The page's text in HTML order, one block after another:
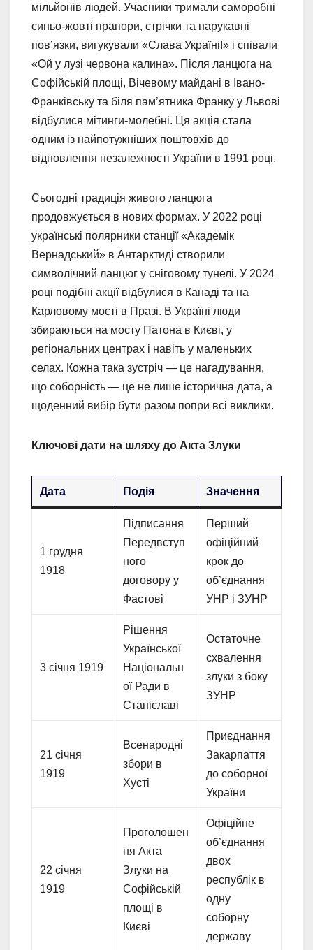
мільйонів людей. Учасники тримали саморобні
синьо-жовті прапори, стрічки та нарукавні
пов’язки, вигукували «Слава Україні!» і співали
«Ой у лузі червона калина». Після ланцюга на
Софійській площі, Вічевому майдані в Івано-
Франківську та біля пам’ятника Франку у Львові
відбулися мітинги-молебні. Ця акція стала
одним із найпотужніших поштовхів до
відновлення незалежності України в 1991 році.
Сьогодні традиція живого ланцюга
продовжується в нових формах. У 2022 році
українські полярники станції «Академік
Вернадський» в Антарктиді створили
символічний ланцюг у сніговому тунелі. У 2024
році подібні акції відбулися в Канаді та на
Карловому мості в Празі. В Україні люди
збираються на мосту Патона в Києві, у
регіональних центрах і навіть у маленьких
селах. Кожна така зустріч — це нагадування,
що соборність — це не лише історична дата, а
щоденний вибір бути разом попри всі виклики.
Ключові дати на шляху до Акта Злуки
Дата Подія Значення
1 грудня
1918
Підписання
Передвступ
ного
договору у
Фастові
Перший
офіційний
крок до
об’єднання
УНР і ЗУНР
3 січня 1919
Рішення
Української
Національн
ої Ради в
Станіславі
Остаточне
схвалення
злуки з боку
ЗУНР
21 січня
1919
Всенародні
збори в
Хусті
Приєднання
Закарпаття
до соборної
України
22 січня
1919
Проголошен
ня Акта
Злуки на
Софійській
площі в
Києві
Офіційне
об’єднання
двох
республік в
одну
соборну
державу